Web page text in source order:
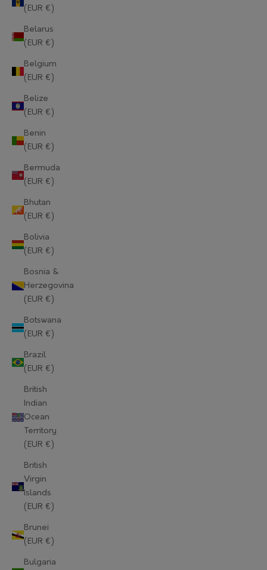
(EUR €)
Belarus
(EUR €)
Belgium
(EUR €)
Belize
(EUR €)
Benin
(EUR €)
Bermuda
(EUR €)
Bhutan
(EUR €)
Bolivia
(EUR €)
Bosnia &
Herzegovina
(EUR €)
Botswana
(EUR €)
Brazil
(EUR €)
British
Indian
Ocean
Territory
(EUR €)
British
Virgin
Islands
(EUR €)
Brunei
(EUR €)
Bulgaria